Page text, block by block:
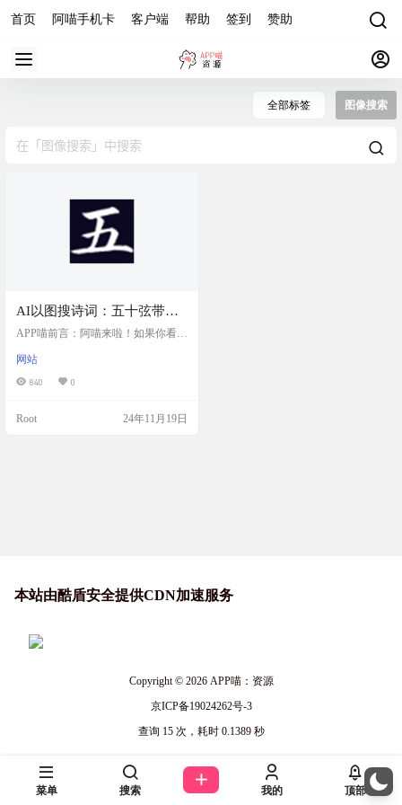
首页 阿喵手机卡 客户端 帮助 签到 赞助
全部标签 图像搜索
AI以图搜诗词：五十弦带你
领略诗意风光，用户可以通
景，AI会匹配并推荐相关的
诗词
APP喵前言：阿喵来啦！如果你看到
诗词来赞美它，那就来试试五十弦
吧！这是一个AI以图搜诗词的神
的诗词。现在已经有四万多首《全
网站
840 0
Root 24年11月19日
本站由酷盾安全提供CDN加速服务
Copyright © 2026APP喵：资源
京ICP备19024262号-3
查询 15 次，耗时 0.1389 秒
菜单 搜索 我的 顶部